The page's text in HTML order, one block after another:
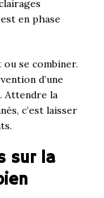
en phase
se combiner.
d’une
Attendre la
c’est laisser
sur la